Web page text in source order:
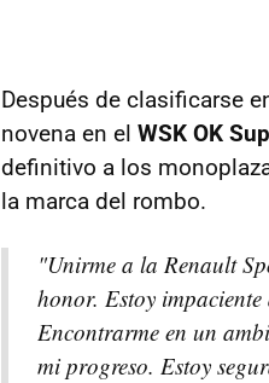
Después de clasificarse
novena en el WSK OK
definitivo a los
la marca del rombo.
"Unirme a la Renault
honor. Estoy
Encontrarme en un
mi progreso. Estoy